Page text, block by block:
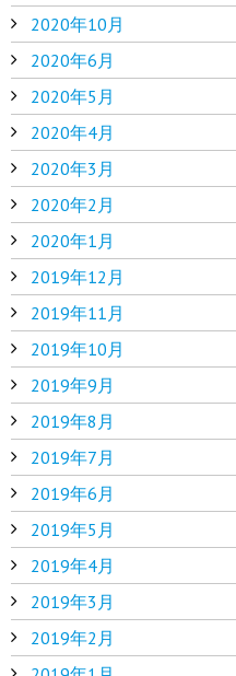
2020年10月
2020年6月
2020年5月
2020年4月
2020年3月
2020年2月
2020年1月
2019年12月
2019年11月
2019年10月
2019年9月
2019年8月
2019年7月
2019年6月
2019年5月
2019年4月
2019年3月
2019年2月